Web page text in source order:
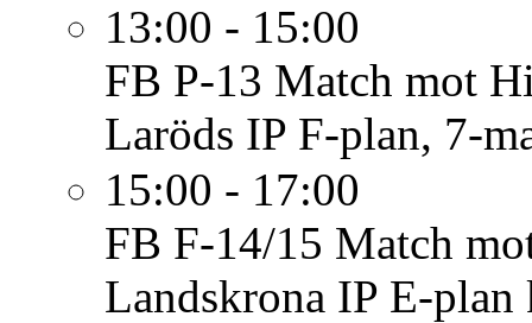
13:00 - 15:00
FB P-13 Match mot
Laröds IP F-plan, 7-
15:00 - 17:00
FB F-14/15 Match
Landskrona IP E-plan